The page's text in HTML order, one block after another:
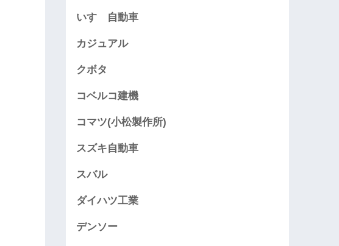
いすゞ自動車
カジュアル
クボタ
コベルコ建機
コマツ(小松製作所)
スズキ自動車
スバル
ダイハツ工業
デンソー